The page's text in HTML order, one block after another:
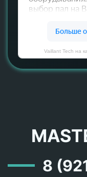
Vaillant Tech на
8